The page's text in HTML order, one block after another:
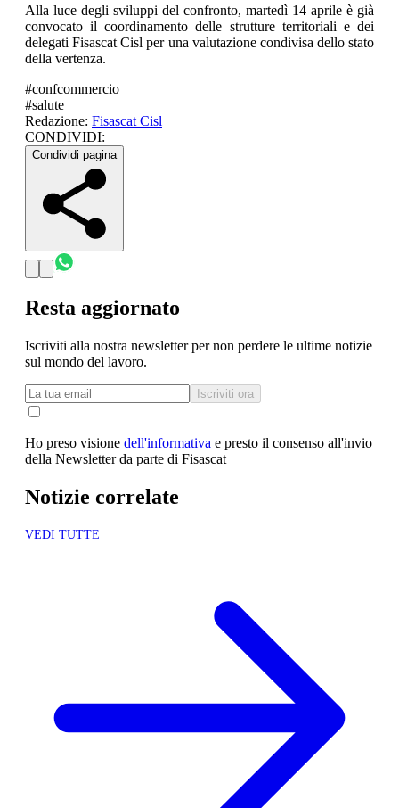
Alla luce degli sviluppi del confronto, martedì 14 aprile è già
convocato il coordinamento delle strutture territoriali e dei
delegati Fisascat Cisl per una valutazione condivisa dello stato
della vertenza.
#confcommercio
#salute
Redazione: Fisascat Cisl
CONDIVIDI:
Condividi pagina
Resta aggiornato
Iscriviti alla nostra newsletter per non perdere le ultime notizie
sul mondo del lavoro.
Iscriviti ora
Ho preso visione dell'informativa e presto il consenso all'invio
della Newsletter da parte di Fisascat
Notizie correlate
VEDI TUTTE